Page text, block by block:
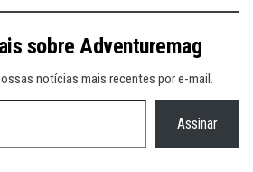
sobre Adventuremag
notícias mais recentes por e-mail.
Assinar